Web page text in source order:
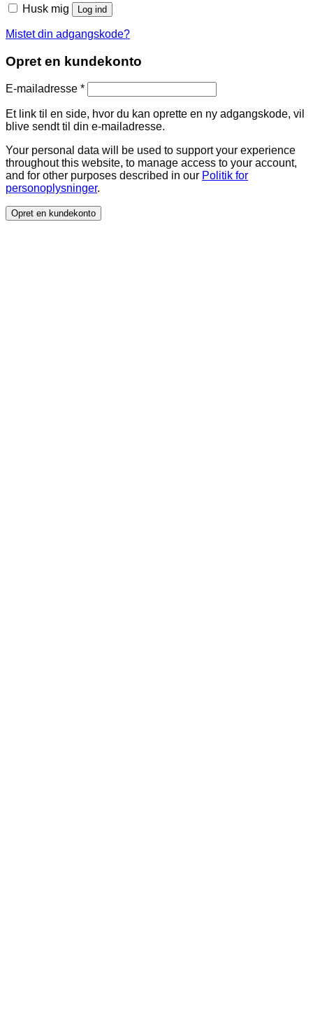
Husk mig Log ind
Mistet din adgangskode?
Opret en kundekonto
E-mailadresse *Påkrævet
Et link til en side, hvor du kan oprette en ny adgangskode, vil
blive sendt til din e-mailadresse.
Your personal data will be used to support your experience
throughout this website, to manage access to your account,
and for other purposes described in our Politik for
personoplysninger.
Opret en kundekonto